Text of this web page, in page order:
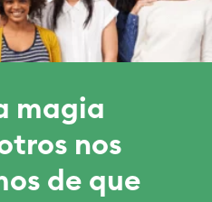
magia
nos
de que